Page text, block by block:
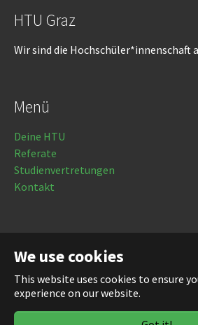
We use cookies
This website uses cookies to ensure
experience on our website.
HTU Graz
Wir sind die Hochschüler*innenschaft
Menü
Deine HTU
Referate
Studienvertretungen
Kontakt
Impressum
Datenschutz